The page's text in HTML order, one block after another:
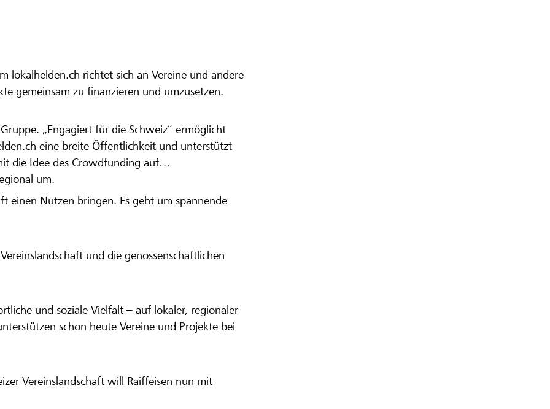
lokalhelden.ch richtet sich an Vereine und andere
gemeinsam zu finanzieren und umzusetzen.
„Engagiert für die Schweiz“ ermöglicht
eine breite Öffentlichkeit und unterstützt
die Idee des Crowdfunding auf
um.
einen Nutzen bringen. Es geht um spannende
und die genossenschaftlichen
und soziale Vielfalt – auf lokaler, regionaler
schon heute Vereine und Projekte bei
Vereinslandschaft will Raiffeisen nun mit